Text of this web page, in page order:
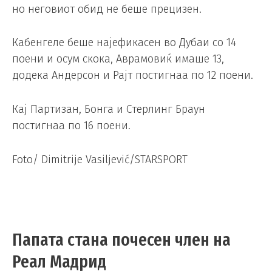
но неговиот обид не беше прецизен.
Кабенгеле беше најефикасен во Дубаи со 14
поени и осум скока, Аврамовиќ имаше 13,
додека Андерсон и Рајт постигнаа по 12 поени.
Кај Партизан, Бонга и Стерлинг Браун
постигнаа по 16 поени.
Foto/ Dimitrije Vasiljević/STARSPORT
Папата стана почесен член на
Реал Мадрид